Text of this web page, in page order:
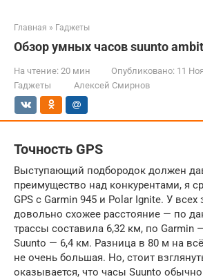
Главная » Гаджеты
Обзор умных часов suunto
На чтение: 20 мин Опубликовано: 11
Гаджеты
Алексей Смирнов
Точность GPS
Выступающий подбородок должен
преимущество над конкурентами, я
GPS с Garmin 945 и Polar Ignite. У
довольно схожее расстояние — по
трассы составила 6,32 км, по Garmin
Suunto — 6,4 км. Разница в 80 м на
не очень большая. Но, стоит
оказывается, что часы Suunto